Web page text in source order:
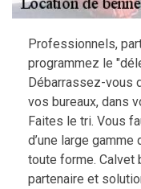
Professionnels,
programmez le
Débarrassez-vous
vos bureaux, dans
Faites le tri. Vous
d’une large
toute forme. Calvet
partenaire et